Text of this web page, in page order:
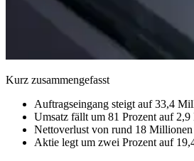
Kurz zusammengefasst
Auftragseingang steigt auf 33,4
Umsatz fällt um 81 Prozent auf
Nettoverlust von rund 18
Aktie legt um zwei Prozent auf